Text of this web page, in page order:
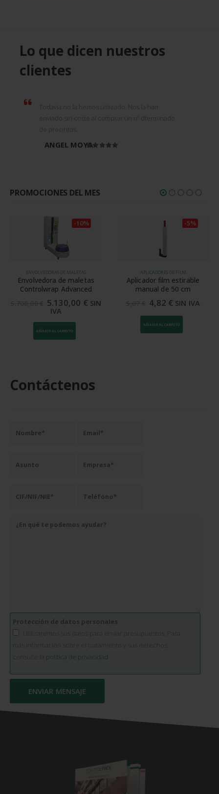
Lo que dicen nuestros
clientes
Todavía no la hemos utilizado. Nos la han
enviado sin coste al comprar un nº dterminado
de precintos.
ANGEL MOYA
PROMOCIONES DEL MES
ENVOLVEDORAS DE MALETAS
Envolvedora de maletas
Controlwrap Advanced
El
precio
era:
5.700,00 €.
5.130,00 €ElSIN
IVA
-10%
AÑADIR AL CARRITO
APLICADORES DE FILM
Aplicador film estirable
manual de 50 cm
4,82 € SIN IVA
-5%
AÑADIR AL CARRITO
Contáctenos
política de privacidad